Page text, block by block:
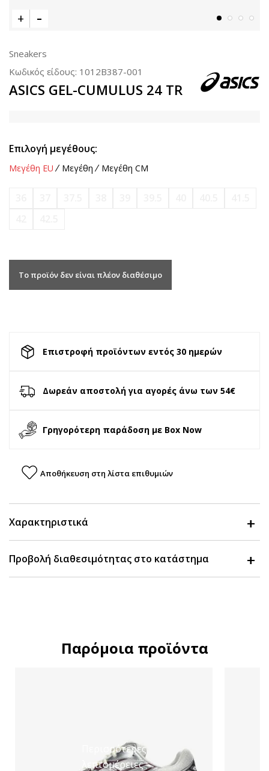
Sneakers
Κωδικός είδους: 1012B387-001
ASICS GEL-CUMULUS 24 TR
Επιλογή μεγέθους:
Μεγέθη EU Μεγέθη Μεγέθη CM
Το προϊόν δεν είναι πλέον διαθέσιμο
Επιστροφή προϊόντων εντός 30 ημερών
Δωρεάν αποστολή για αγορές άνω των 54€
Γρηγορότερη παράδοση με Box Now
Αποθήκευση στη λίστα επιθυμιών
Χαρακτηριστικά
Προβολή διαθεσιμότητας στο κατάστημα
Παρόμοια προϊόντα
Περισσότερες
λεπτομέρειες